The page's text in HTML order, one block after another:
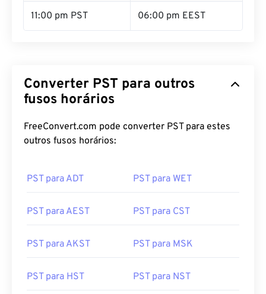
11:00 pm PST 06:00 pm EEST
Converter PST para outros
fusos horários
FreeConvert.com pode converter PST para estes
outros fusos horários:
PST para ADT PST para WET
PST para AEST PST para CST
PST para AKST PST para MSK
PST para HST PST para NST